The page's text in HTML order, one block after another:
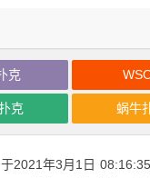
克
克 蜗牛
2021年3月1日 08:16:35